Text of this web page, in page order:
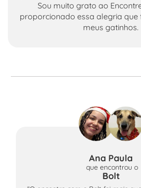
Sou muito grato ao
proporcionado essa alegria que
meus gatinhos.
Ana Paula
que encontrou o
Bolt